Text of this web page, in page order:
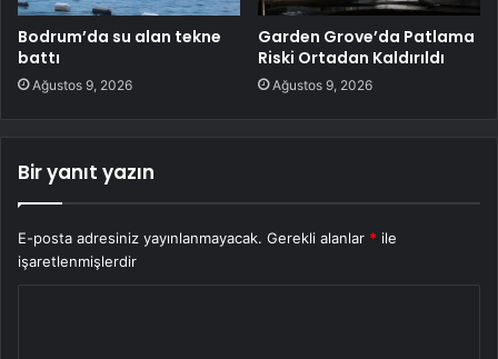
Bodrum’da su alan tekne
battı
Ağustos 9, 2026
Garden Grove’da Patlama
Riski Ortadan Kaldırıldı
Ağustos 9, 2026
Bir yanıt yazın
E-posta adresiniz yayınlanmayacak. Gerekli alanlar * ile
işaretlenmişlerdir